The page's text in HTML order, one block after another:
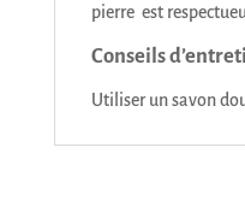
pierre est
Conseils
Utiliser un savon